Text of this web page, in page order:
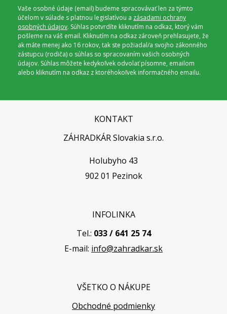
Vaše osobné údaje (email) budeme spracovávať len za týmto
účelom v súlade s platnou legislatívou a zásadami ochrany
osobných údajov. Súhlas potvrdíte kliknutím na odkaz, ktorý vám
pošleme na váš email. Kliknutím na odkaz zároveň prehlasujete, že
ak máte menej ako 16 rokov, tak ste požiadal/a svojho zákonného
zástupcu (rodiča) o súhlas so spracovaním vašich osobných
údajov. Súhlas môžete kedykoľvek odvolať písomne, emailom
alebo kliknutím na odkaz z ktoréhokoľvek informačného emailu.
KONTAKT
ZÁHRADKÁR Slovakia s.r.o.
Holubyho 43
902 01 Pezinok
INFOLINKA
Tel.: 033 / 641 25 74
E-mail: info@zahradkar.sk
VŠETKO O NÁKUPE
Obchodné podmienky